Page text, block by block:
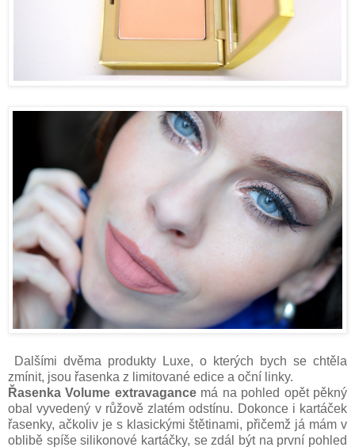
Dalšími dvěma produkty Luxe, o kterých bych se chtěla
zmínit, jsou řasenka z limitované edice a oční linky.
Řasenka Volume extravagancemá na pohled opět pěkný
obal vyvedený v růžově zlatém odstínu. Dokonce i kartáček
řasenky, ačkoliv je s klasickými štětinami, přičemž já mám v
oblibě spíše silikonové kartáčky, se zdál být na první pohled